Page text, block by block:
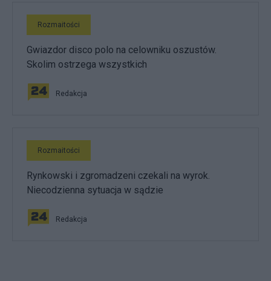
Rozmaitości
Gwiazdor disco polo na celowniku oszustów.
Skolim ostrzega wszystkich
Redakcja
Rozmaitości
Rynkowski i zgromadzeni czekali na wyrok.
Niecodzienna sytuacja w sądzie
Redakcja